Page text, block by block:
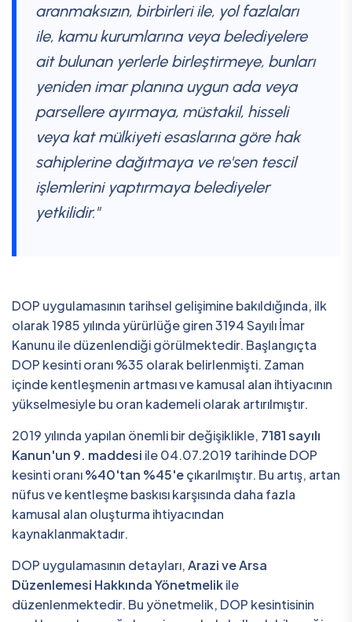
aranmaksızın, birbirleri ile, yol fazlaları
ile, kamu kurumlarına veya belediyelere
ait bulunan yerlerle birleştirmeye, bunları
yeniden imar planına uygun ada veya
parsellere ayırmaya, müstakil, hisseli
veya kat mülkiyeti esaslarına göre hak
sahiplerine dağıtmaya ve re'sen tescil
işlemlerini yaptırmaya belediyeler
yetkilidir."
DOP uygulamasının tarihsel gelişimine bakıldığında, ilk
olarak 1985 yılında yürürlüğe giren 3194 Sayılı İmar
Kanunu ile düzenlendiği görülmektedir. Başlangıçta
DOP kesinti oranı %35 olarak belirlenmişti. Zaman
içinde kentleşmenin artması ve kamusal alan ihtiyacının
yükselmesiyle bu oran kademeli olarak artırılmıştır.
2019 yılında yapılan önemli bir değişiklikle, 7181 sayılı
Kanun'un 9. maddesi ile 04.07.2019 tarihinde DOP
kesinti oranı%40'tan %45'eçıkarılmıştır. Bu artış, artan
nüfus ve kentleşme baskısı karşısında daha fazla
kamusal alan oluşturma ihtiyacından
kaynaklanmaktadır.
DOP uygulamasının detayları,Arazi ve Arsa
Düzenlemesi Hakkında Yönetmelikile
düzenlenmektedir. Bu yönetmelik, DOP kesintisinin